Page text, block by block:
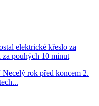
elektrické křeslo za
za pouhých 10 minut
Necelý rok před koncem 2.